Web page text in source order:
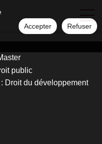
Accepter Refuser
public
Droit du développement